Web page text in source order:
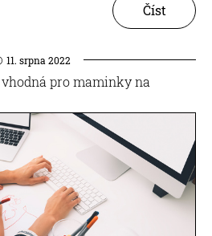
Číst
11. srpna 2022
pro maminky na